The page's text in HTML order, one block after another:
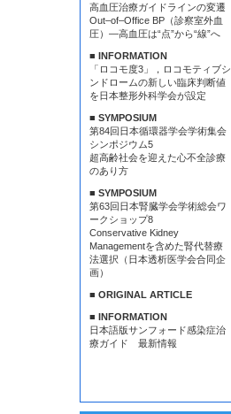
高血圧治療ガイドラインの変遷
Out–of–Office BP（診察室外血
圧）—高血圧は“点”から“線”へ
■ INFORMATION
「ロコモ度3」，ロコモティブシ
ンドロームの新しい臨床判断値
を日本整形外科学会が設定
■ SYMPOSIUM
第84回日本循環器学会学術集会
シンポジウム5
超高齢社会を迎えた心不全診療
のあり方
■ SYMPOSIUM
第63回日本腎臓学会学術総会ワ
ークショップ8
Conservative Kidney
Managementを含めた腎代替療
法選択（日本透析医学会合同企
画）
■ ORIGINAL ARTICLE
■ INFORMATION
日本語版サンフォード感染症治
療ガイド 最新情報